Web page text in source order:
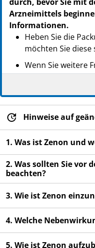
durch, bevor Sie mit
Arzneimittels
Informationen.
Heben Sie die
möchten Sie
Wenn Sie weitere
an Ihren Arzt oder
Dieses
verschrieben.
Es kann anderen
diese die gleichen
Wenn Sie
sich an Ihren Arzt
für
Packungsbeilage
4.
Hinweise auf
1. Was ist Zenon und
2. Was sollten Sie vor
beachten?
3. Wie ist Zenon
4. Welche
5. Wie ist Zenon